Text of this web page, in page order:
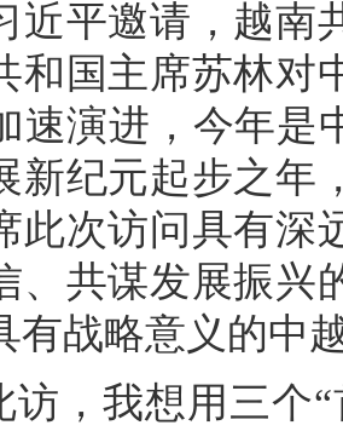
近平邀请，越南
和国主席苏林对
速演进，今年是
新纪元起步之年
此次访问具有深
、共谋发展振兴
有战略意义的中
访，我想用三个